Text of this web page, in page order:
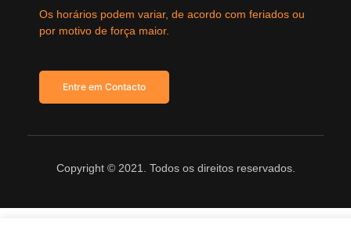
Os horários podem variar, de acordo com feriados ou
por motivo de força maior.
Entre em Contacto
Copyright © 2021. Todos os direitos reservados.